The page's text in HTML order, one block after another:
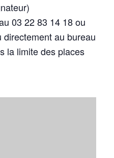
03 22 83 14 18 ou
directement au bureau
la limite des places